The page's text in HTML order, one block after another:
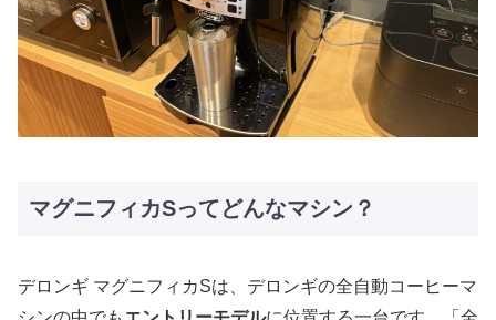
マグニフィカSってどんなマシン？
デロンギ マグニフィカSは、デロンギの全自動コーヒーマ